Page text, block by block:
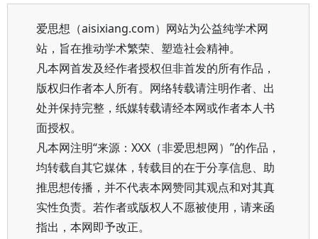
爱思想（aisixiang.com）网站为公益纯学术网
站，旨在推动学术繁荣、塑造社会精神。
凡本网首发及经作者授权但非首发的所有作品，
版权归作者本人所有。网络转载请注明作者、出
处并保持完整，纸媒转载请经本网或作者本人书
面授权。
凡本网注明“来源：XXX（非爱思想网）”的作品，
均转载自其它媒体，转载目的在于分享信息、助
推思想传播，并不代表本网赞同其观点和对其真
实性负责。若作者或版权人不愿被使用，请来函
指出，本网即予改正。